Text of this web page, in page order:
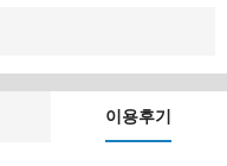
이용후기